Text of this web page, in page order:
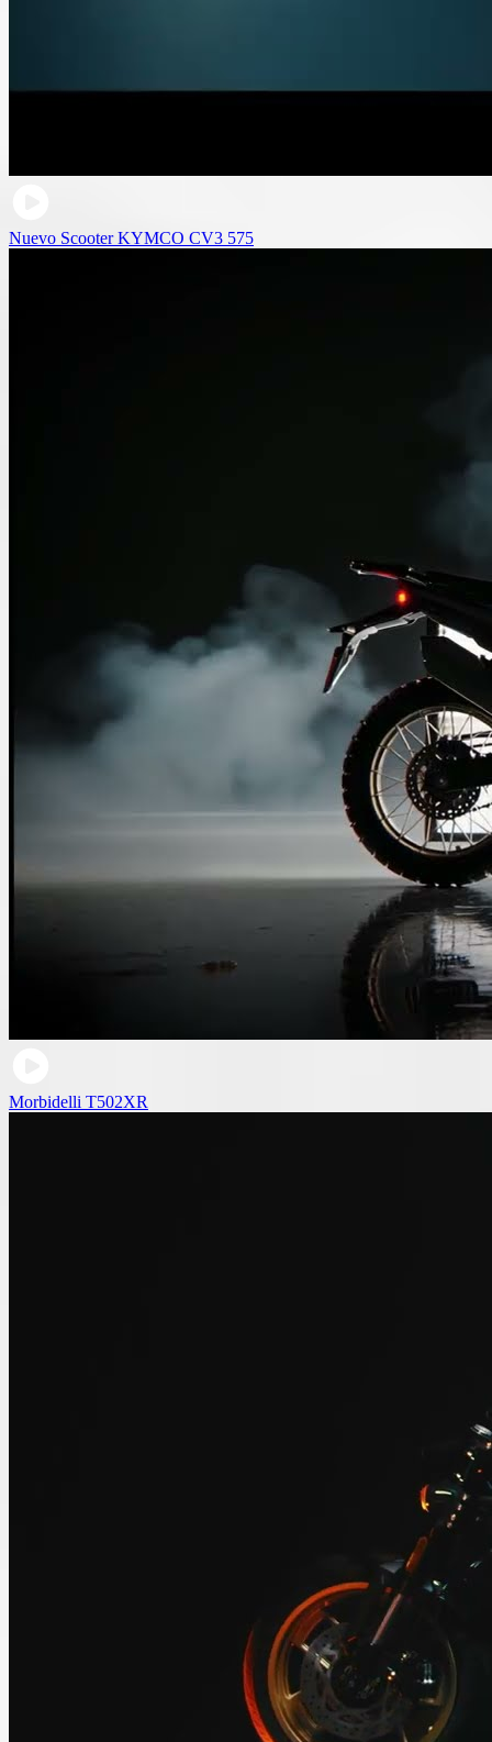
Nuevo Scooter KYMCO CV3 575
Morbidelli T502XR